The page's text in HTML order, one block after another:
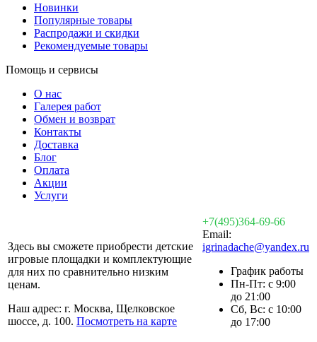
Новинки
Популярные товары
Распродажи и скидки
Рекомендуемые товары
Помощь и сервисы
О нас
Галерея работ
Обмен и возврат
Контакты
Доставка
Блог
Оплата
Акции
Услуги
Здесь вы сможете приобрести детские
игровые площадки и комплектующие
для них по сравнительно низким
ценам.
Наш адрес: г. Москва, Щелковское
шоссе, д. 100. Посмотреть на карте
+7(495)364-69-66
Email:
igrinadache@yandex.ru
График работы
Пн-Пт: с 9:00
до 21:00
Сб, Вс: с 10:00
до 17:00